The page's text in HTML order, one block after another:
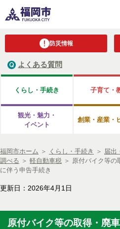
防災情報
よくある質問
くらし・手続き 子育て・
観光・魅力・
イベント
創業・産業・
福岡市ホーム ＞ くらし・手続き ＞ 届出
調べる ＞ 軽自動車税 ＞ 原付バイク等の
に伴う申告手続き
更新日：2026年4月1日
原付バイク等の取得・廃